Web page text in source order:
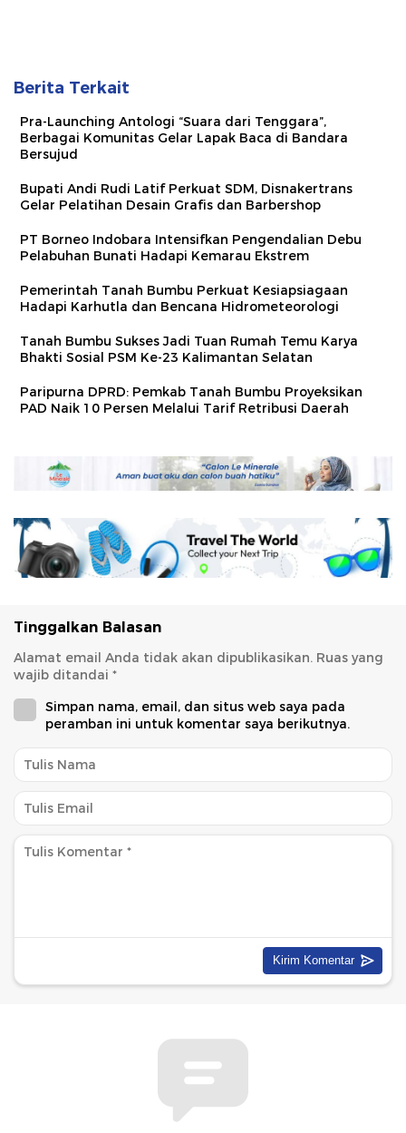
Berita Terkait
Pra-Launching Antologi “Suara dari Tenggara”,
Berbagai Komunitas Gelar Lapak Baca di Bandara
Bersujud
Bupati Andi Rudi Latif Perkuat SDM, Disnakertrans
Gelar Pelatihan Desain Grafis dan Barbershop
PT Borneo Indobara Intensifkan Pengendalian Debu
Pelabuhan Bunati Hadapi Kemarau Ekstrem
Pemerintah Tanah Bumbu Perkuat Kesiapsiagaan
Hadapi Karhutla dan Bencana Hidrometeorologi
Tanah Bumbu Sukses Jadi Tuan Rumah Temu Karya
Bhakti Sosial PSM Ke-23 Kalimantan Selatan
Paripurna DPRD: Pemkab Tanah Bumbu Proyeksikan
PAD Naik 10 Persen Melalui Tarif Retribusi Daerah
Tinggalkan Balasan
Alamat email Anda tidak akan dipublikasikan. Ruas yang
wajib ditandai *
Simpan nama, email, dan situs web saya pada
peramban ini untuk komentar saya berikutnya.